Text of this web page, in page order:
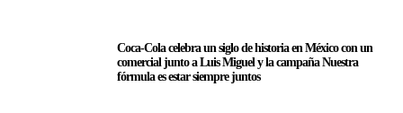
Coca-Cola celebra un siglo de historia en México con un
comercial junto a Luis Miguel y la campaña Nuestra
fórmula es estar siempre juntos